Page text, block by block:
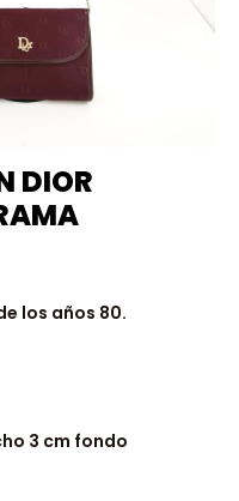
DIOR
los años 80.
3 cm fondo